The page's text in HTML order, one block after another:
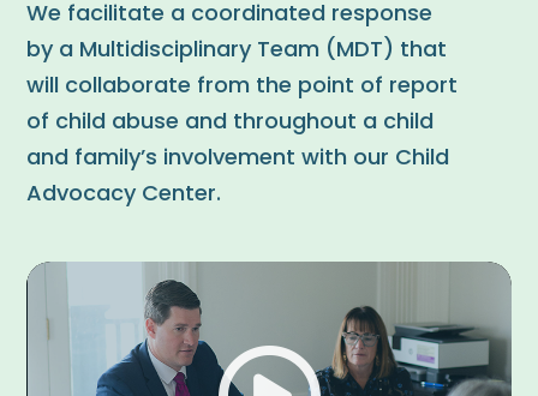
We facilitate a coordinated response
by a Multidisciplinary Team (MDT) that
will collaborate from the point of report
of child abuse and throughout a child
and family’s involvement with our Child
Advocacy Center.
Play